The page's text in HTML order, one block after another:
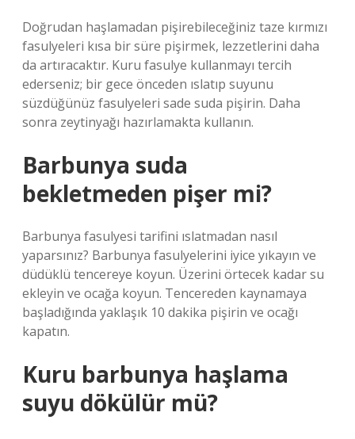
Doğrudan haşlamadan pişirebileceğiniz taze kırmızı
fasulyeleri kısa bir süre pişirmek, lezzetlerini daha
da artıracaktır. Kuru fasulye kullanmayı tercih
ederseniz; bir gece önceden ıslatıp suyunu
süzdüğünüz fasulyeleri sade suda pişirin. Daha
sonra zeytinyağı hazırlamakta kullanın.
Barbunya suda
bekletmeden pişer mi?
Barbunya fasulyesi tarifini ıslatmadan nasıl
yaparsınız? Barbunya fasulyelerini iyice yıkayın ve
düdüklü tencereye koyun. Üzerini örtecek kadar su
ekleyin ve ocağa koyun. Tencereden kaynamaya
başladığında yaklaşık 10 dakika pişirin ve ocağı
kapatın.
Kuru barbunya haşlama
suyu dökülür mü?